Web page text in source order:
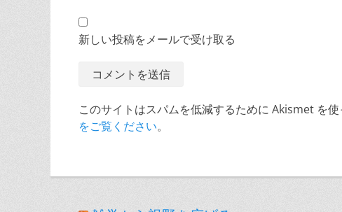
新しい投稿をメールで受け取る
このサイトはスパムを低減するために Akismet を使
をご覧ください。